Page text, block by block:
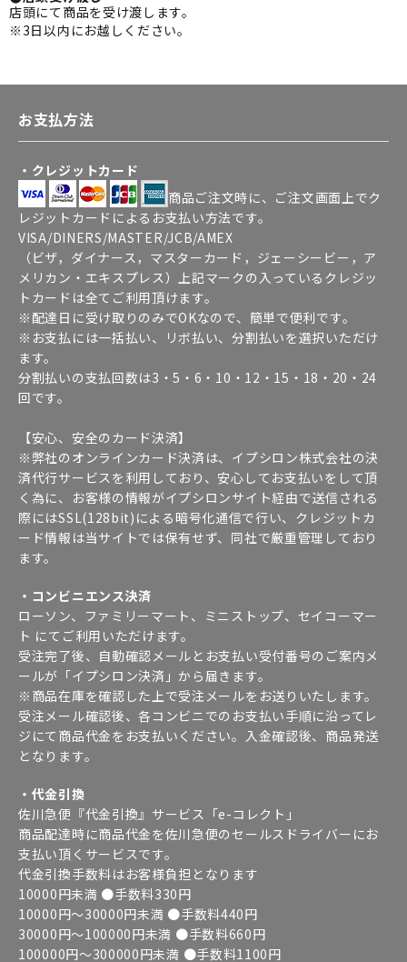
店頭にて商品を受け渡します。
※3日以内にお越しください。
お支払方法
・クレジットカード
商品ご注文時に、ご注文画面上でク
レジットカードによるお支払い方法です。
VISA/DINERS/MASTER/JCB/AMEX
（ビザ，ダイナース，マスターカード，ジェーシービー，ア
メリカン・エキスプレス）上記マークの入っているクレジッ
トカードは全てご利用頂けます。
※配達日に受け取りのみでOKなので、簡単で便利です。
※お支払には一括払い、リボ払い、分割払いを選択いただけ
ます。
分割払いの支払回数は3・5・6・10・12・15・18・20・24
回です。
【安心、安全のカード決済】
※弊社のオンラインカード決済は、イプシロン株式会社の決
済代行サービスを利用しており、安心してお支払いをして頂
く為に、お客様の情報がイプシロンサイト経由で送信される
際にはSSL(128bit)による暗号化通信で行い、クレジットカ
ード情報は当サイトでは保有せず、同社で厳重管理しており
ます。
・コンビニエンス決済
ローソン、ファミリーマート、ミニストップ、セイコーマー
ト にてご利用いただけます。
受注完了後、自動確認メールとお支払い受付番号のご案内メ
ールが「イプシロン決済」から届きます。
※商品在庫を確認した上で受注メールをお送りいたします。
受注メール確認後、各コンビニでのお支払い手順に沿ってレ
ジにて商品代金をお支払いください。入金確認後、商品発送
となります。
・代金引換
佐川急便『代金引換』サービス「e-コレクト」
商品配達時に商品代金を佐川急便のセールスドライバーにお
支払い頂くサービスです。
代金引換手数料はお客様負担となります
10000円未満 ●手数料330円
10000円～30000円未満 ●手数料440円
30000円～100000円未満 ●手数料660円
100000円～300000円未満 ●手数料1100円